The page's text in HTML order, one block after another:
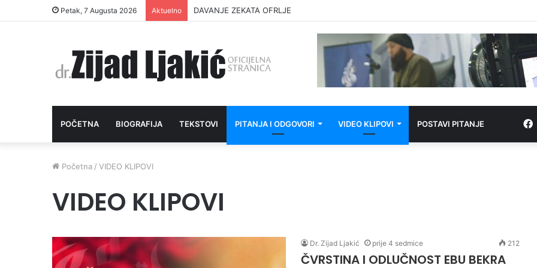
Petak, 7 Augusta 2026 Aktuelno DAVANJE ZEKATA OFRLJE
POČETNA BIOGRAFIJA TEKSTOVI PITANJA I ODGOVORI VIDEO KLIPOVI POSTAVI PITANJE
Početna / VIDEO KLIPOVI
VIDEO KLIPOVI
Dr. Zijad Ljakić prije 4 sedmice 212
ČVRSTINA I ODLUČNOST EBU BEKRA